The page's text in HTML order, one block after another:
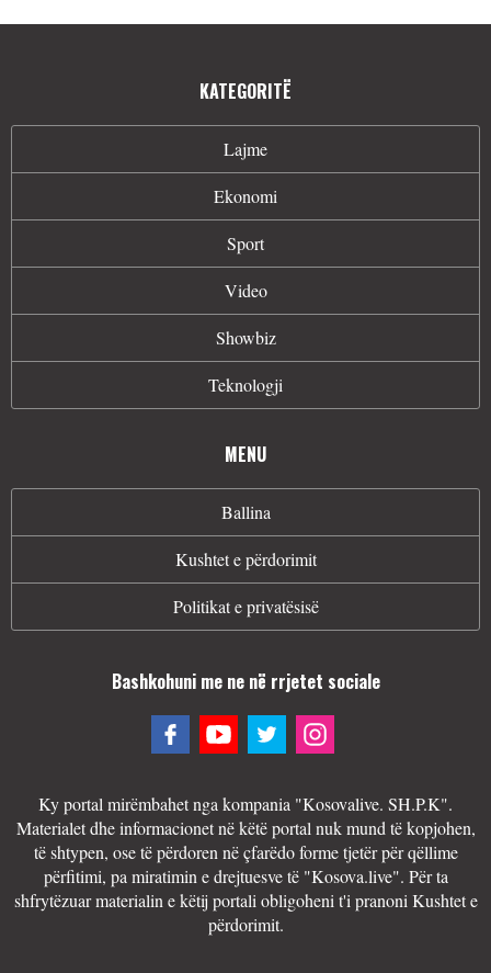
KATEGORITË
Lajme
Ekonomi
Sport
Video
Showbiz
Teknologji
MENU
Ballina
Kushtet e përdorimit
Politikat e privatësisë
Bashkohuni me ne në rrjetet sociale
Ky portal mirëmbahet nga kompania "Kosovalive. SH.P.K".
Materialet dhe informacionet në këtë portal nuk mund të kopjohen,
të shtypen, ose të përdoren në çfarëdo forme tjetër për qëllime
përfitimi, pa miratimin e drejtuesve të "Kosova.live". Për ta
shfrytëzuar materialin e këtij portali obligoheni t'i pranoni Kushtet e
përdorimit.